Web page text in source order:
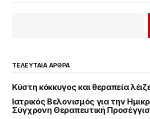
ΤΕΛΕΥΤΑΙΑ ΑΡΘΡΑ
Κύστη κόκκυγος και θεραπεία
Ιατρικός Βελονισμός για την
Σύγχρονη Θεραπευτική